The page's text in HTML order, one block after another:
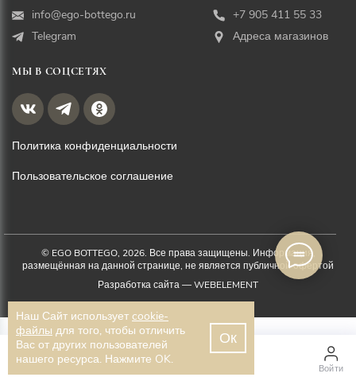
1 900 ₽ Войти
info@ego-bottego.ru
Telegram
+7 905 411 55 33
Адреса магазинов
МЫ В СОЦСЕТЯХ
Политика конфиденциальности
Пользовательское соглашение
© EGO BOTTEGO, 2026. Все права защищены. Информация,
размещённая на данной странице, не является публичной офертой
Разработка сайта —WEBELEMENT
Наш Сайт использует cookie-
файлы для того, чтобы отличить
Вас от других пользователей
нашего ресурса. Нажмите OK.
Ок